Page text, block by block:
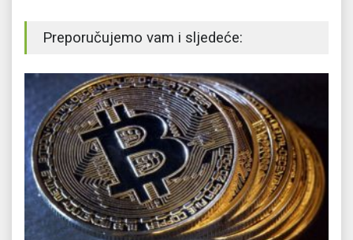
Preporučujemo vam i sljedeće: